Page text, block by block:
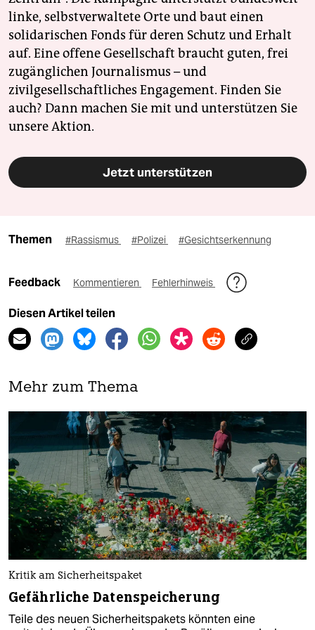
linke, selbstverwaltete Orte und baut einen
solidarischen Fonds für deren Schutz und Erhalt
auf. Eine offene Gesellschaft braucht guten, frei
zugänglichen Journalismus – und
zivilgesellschaftliches Engagement. Finden Sie
auch? Dann machen Sie mit und unterstützen Sie
unsere Aktion.
Jetzt unterstützen
Themen #Rassismus #Polizei #Gesichtserkennung
Feedback Kommentieren Fehlerhinweis
Diesen Artikel teilen
Mehr zum Thema
Kritik am Sicherheitspaket
Gefährliche Datenspeicherung
Teile des neuen Sicherheitspakets könnten eine